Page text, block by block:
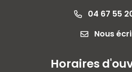
04 67 55
Nous
Horaires